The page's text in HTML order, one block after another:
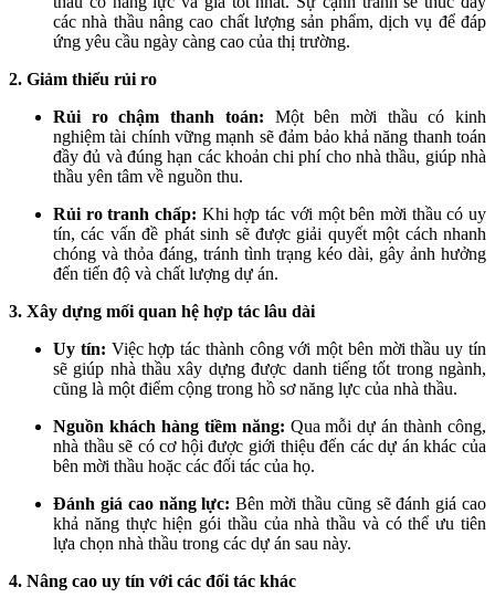
các nhà thầu nâng cao chất lượng sản phẩm, dịch vụ để đáp
ứng yêu cầu ngày càng cao của thị trường.
2. Giảm thiểu rủi ro
Rủi ro chậm thanh toán: Một bên mời thầu có kinh
nghiệm tài chính vững mạnh sẽ đảm bảo khả năng thanh toán
đầy đủ và đúng hạn các khoản chi phí cho nhà thầu, giúp nhà
thầu yên tâm về nguồn thu.
Rủi ro tranh chấp: Khi hợp tác với một bên mời thầu có uy
tín, các vấn đề phát sinh sẽ được giải quyết một cách nhanh
chóng và thỏa đáng, tránh tình trạng kéo dài, gây ảnh hưởng
đến tiến độ và chất lượng dự án.
3. Xây dựng mối quan hệ hợp tác lâu dài
Uy tín: Việc hợp tác thành công với một bên mời thầu uy tín
sẽ giúp nhà thầu xây dựng được danh tiếng tốt trong ngành,
cũng là một điểm cộng trong hồ sơ năng lực của nhà thầu.
Nguồn khách hàng tiềm năng: Qua mỗi dự án thành công,
nhà thầu sẽ có cơ hội được giới thiệu đến các dự án khác của
bên mời thầu hoặc các đối tác của họ.
Đánh giá cao năng lực:Bên mời thầu cũng sẽ đánh giá cao
khả năng thực hiện gói thầu của nhà thầu và có thể ưu tiên
lựa chọn nhà thầu trong các dự án sau này.
4. Nâng cao uy tín với các đối tác khác